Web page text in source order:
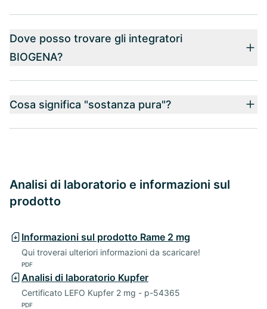
Dove posso trovare gli integratori
BIOGENA?
Cosa significa "sostanza pura"?
Analisi di laboratorio e informazioni sul
prodotto
Informazioni sul prodotto Rame 2 mg
Qui troverai ulteriori informazioni da scaricare!
PDF
Analisi di laboratorio Kupfer
Certificato LEFO Kupfer 2 mg - p-54365
PDF